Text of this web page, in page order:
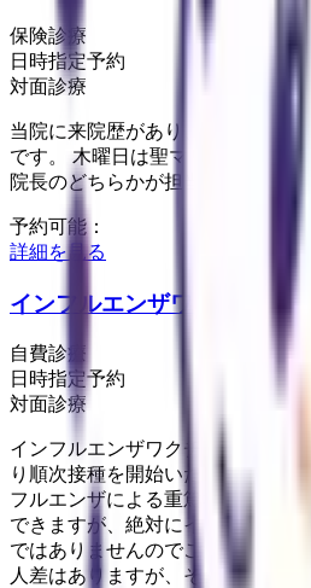
保険診療
日時指定予約
対面診療
当院に来院歴があり、通院されて
です。 木曜日は聖マリアンナ医科
院長のどちらかが担当いたします。
予約可能：
詳細を見る
インフルエンザワクチン接種
自費診療
日時指定予約
対面診療
インフルエンザワクチン接種の予
り順次接種を開始いたします。
フルエンザによる重篤な合併症や
できますが、絶対にインフルエン
ではありませんのでご注意くださ
人差はありますが、その効果が現